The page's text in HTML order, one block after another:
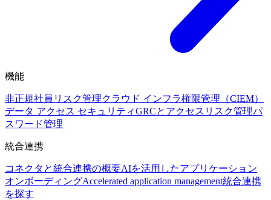
機能
非正規社員リスク管理クラウド インフラ権限管理（CIEM）
データ アクセス セキュリティGRCとアクセスリスク管理パ
スワード管理
統合連携
コネクタと統合連携の概要AIを活用したアプリケーション
オンボーディングAccelerated application management統合連携
を探す